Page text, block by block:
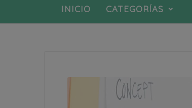
INICIO CATEGORÍAS